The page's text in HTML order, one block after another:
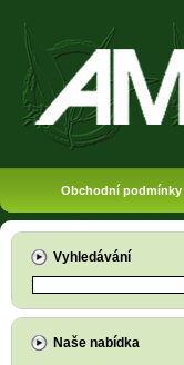
Obchodní podmínky
Vyhledávání
Naše nabídka